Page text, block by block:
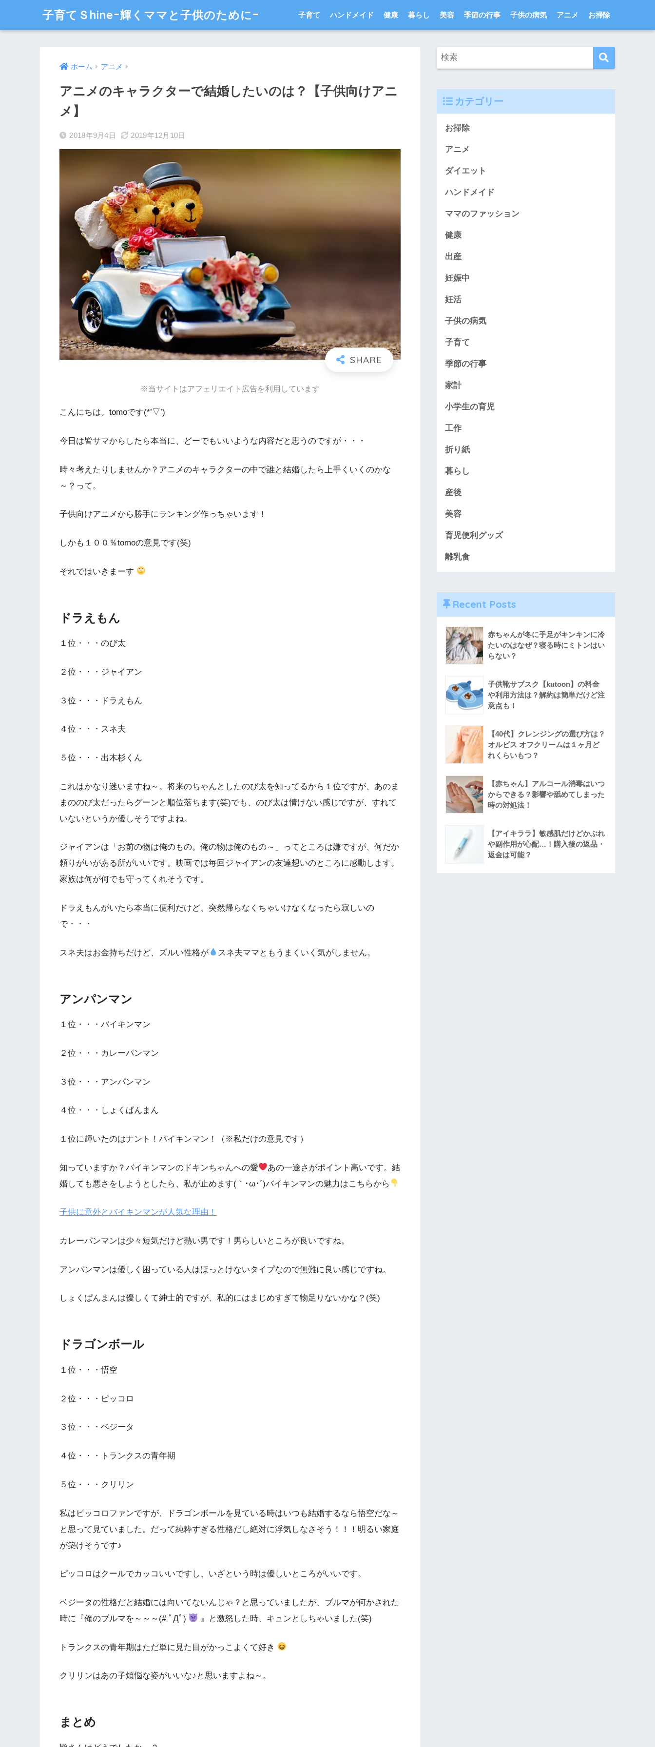
子育てＳhineｰ輝くママと子供のためにｰ 子育て ハンドメイド 健康 暮らし 美容 季節の行事 子供の病気 アニメ お掃除
ホーム アニメ
アニメのキャラクターで結婚したいのは？【子供向けアニ
メ】
2018年9月4日 2019年12月10日
※当サイトはアフェリエイト広告を利用しています
こんにちは。tomoです(*’▽’)
今日は皆サマからしたら本当に、どーでもいいような内容だと思うのですが・・・
時々考えたりしませんか？アニメのキャラクターの中で誰と結婚したら上手くいくのかな
～？って。
子供向けアニメから勝手にランキング作っちゃいます！
しかも１００％tomoの意見です(笑)
それではいきまーす
ドラえもん
１位・・・のび太
２位・・・ジャイアン
３位・・・ドラえもん
４位・・・スネ夫
５位・・・出木杉くん
これはかなり迷いますね～。将来のちゃんとしたのび太を知ってるから１位ですが、あのま
まののび太だったらグーンと順位落ちます(笑)でも、のび太は情けない感じですが、すれて
いないというか優しそうですよね。
ジャイアンは「お前の物は俺のもの。俺の物は俺のもの～」ってところは嫌ですが、何だか
頼りがいがある所がいいです。映画では毎回ジャイアンの友達想いのところに感動します。
家族は何が何でも守ってくれそうです。
ドラえもんがいたら本当に便利だけど、突然帰らなくちゃいけなくなったら寂しいの
で・・・
スネ夫はお金持ちだけど、ズルい性格が スネ夫ママともうまくいく気がしません。
アンパンマン
１位・・・バイキンマン
２位・・・カレーパンマン
３位・・・アンパンマン
４位・・・しょくぱんまん
１位に輝いたのはナント！バイキンマン！（※私だけの意見です）
知っていますか？バイキンマンのドキンちゃんへの愛
あの一途さがポイント高いです。結
婚しても悪さをしようとしたら、私が止めます(｀･ω･´)バイキンマンの魅力はこちらから
子供に意外とバイキンマンが人気な理由！
カレーパンマンは少々短気だけど熱い男です！男らしいところが良いですね。
アンパンマンは優しく困っている人はほっとけないタイプなので無難に良い感じですね。
しょくぱんまんは優しくて紳士的ですが、私的にはまじめすぎて物足りないかな？(笑)
ドラゴンボール
１位・・・悟空
２位・・・ピッコロ
３位・・・ベジータ
４位・・・トランクスの青年期
５位・・・クリリン
私はピッコロファンですが、ドラゴンボールを見ている時はいつも結婚するなら悟空だな～
と思って見ていました。だって純粋すぎる性格だし絶対に浮気しなさそう！！！明るい家庭
が築けそうです♪
ピッコロはクールでカッコいいですし、いざという時は優しいところがいいです。
ベジータの性格だと結婚には向いてないんじゃ？と思っていましたが、ブルマが何かされた
時に『俺のブルマを～～～(# ﾟДﾟ)
』と激怒した時、キュンとしちゃいました(笑)
トランクスの青年期はただ単に見た目がかっこよくて好き
クリリンはあの子煩悩な姿がいいな♪と思いますよね～。
まとめ
カテゴリー
お掃除
アニメ
ダイエット
ハンドメイド
ママのファッション
健康
出産
妊娠中
妊活
子供の病気
子育て
季節の行事
家計
小学生の育児
工作
折り紙
暮らし
産後
美容
育児便利グッズ
離乳食
Recent Posts
赤ちゃんが冬に手足がキンキンに冷
たいのはなぜ？寝る時にミトンはい
らない？
子供靴サブスク【kutoon】の料金
や利用方法は？解約は簡単だけど注
意点も！
【40代】クレンジングの選び方は？
オルビス オフクリームは１ヶ月ど
れくらいもつ？
【赤ちゃん】アルコール消毒はいつ
からできる？影響や舐めてしまった
時の対処法！
【アイキララ】敏感肌だけどかぶれ
や副作用が心配…！購入後の返品・
返金は可能？